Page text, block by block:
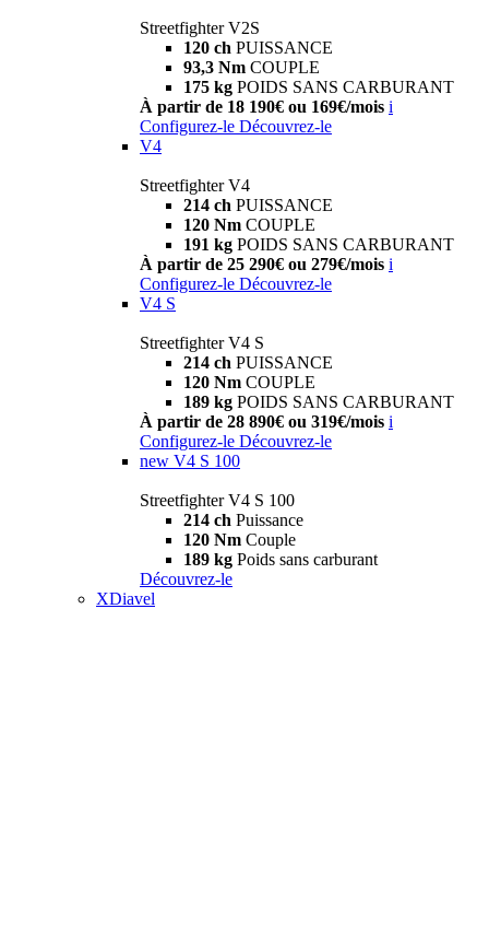
Streetfighter V2S
120 ch PUISSANCE
93,3 Nm COUPLE
175 kg POIDS SANS CARBURANT
À partir de 18 190€ ou 169€/mois i
Configurez-le Découvrez-le
V4
Streetfighter V4
214 ch PUISSANCE
120 Nm COUPLE
191 kg POIDS SANS CARBURANT
À partir de 25 290€ ou 279€/mois i
Configurez-le Découvrez-le
V4 S
Streetfighter V4 S
214 ch PUISSANCE
120 Nm COUPLE
189 kg POIDS SANS CARBURANT
À partir de 28 890€ ou 319€/mois i
Configurez-le Découvrez-le
new V4 S 100
Streetfighter V4 S 100
214 ch Puissance
120 Nm Couple
189 kg Poids sans carburant
Découvrez-le
XDiavel